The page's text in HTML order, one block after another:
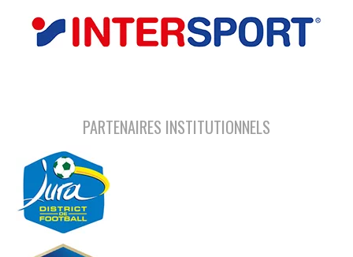
PARTENAIRES INSTITUTIONNELS